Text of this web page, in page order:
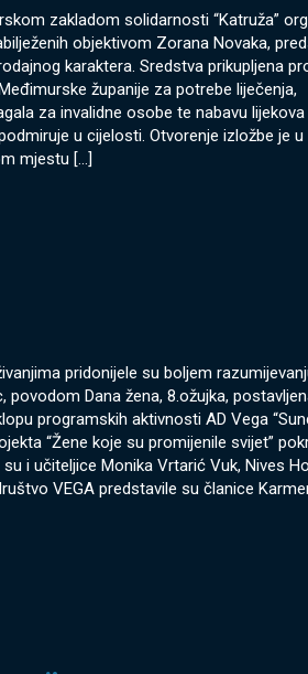
zakladom solidarnosti “Katruža”
objektivom Zorana Novaka,
karaktera. Sredstva prikupljena
županije za potrebe liječenja,
za invalidne osobe te nabavu
u cijelosti. Otvorenje izložbe je u
mjestu […]
pridonijele su boljem
Dana žena, 8.ožujka,
programskih aktivnosti AD Vega
“Žene koje su promijenile svijet”
i učiteljice Monika Vrtarić Vuk, Nives
VEGA predstavile su članice